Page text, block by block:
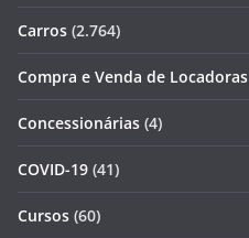
Carros (2.764)
Compra e Venda de Locadoras
Concessionárias (4)
COVID-19 (41)
Cursos (60)